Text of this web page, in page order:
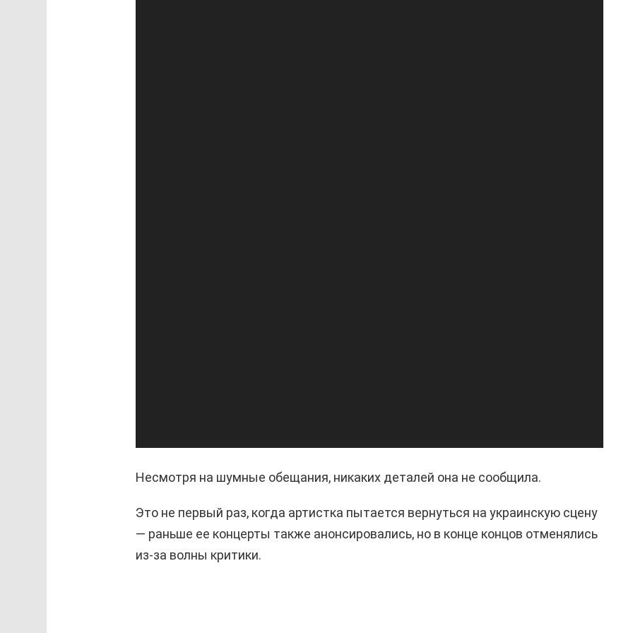
Несмотря на шумные обещания, никаких деталей она не сообщила.
Это не первый раз, когда артистка пытается вернуться на украинскую сцену
— раньше ее концерты также анонсировались, но в конце концов отменялись
из-за волны критики.